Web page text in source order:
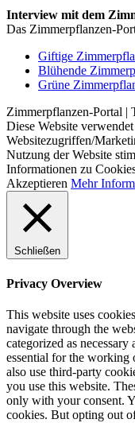
Interview mit dem
Das Zimmerpflanzen-
Giftige
Blühende
Grüne
Zimmerpflanzen-Portal |
Diese Website
Websitezugriffen/
Nutzung der Website
Informationen zu
Akzeptieren Mehr
Schließen
Privacy Overview
This website uses
navigate through the
categorized as
essential for the working
also use third-party
you use this website.
only with your consent.
cookies. But opting out